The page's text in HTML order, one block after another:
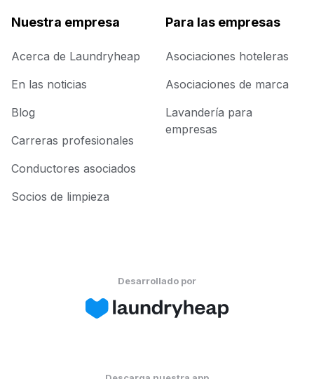
Nuestra empresa
Acerca de Laundryheap
En las noticias
Blog
Carreras profesionales
Conductores asociados
Socios de limpieza
Para las empresas
Asociaciones hoteleras
Asociaciones de marca
Lavandería para
empresas
Desarrollado por